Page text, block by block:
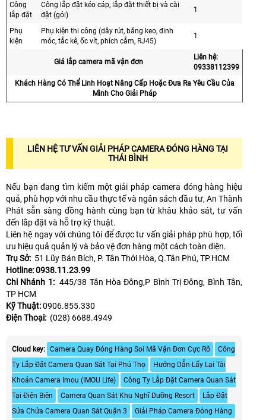
Công
lắp đặt
Công lắp đặt kéo cáp, lắp đặt thiết bị và cài
đặt (gói)
1
Phụ
kiện
Phụ kiện thi công (dây rút, băng keo, đinh
móc, tắc kê, ốc vít, phích cắm, RJ45)
1
Giá lắp camera mã vận đơn
Liên hệ:
09338112399
Khách Hàng Có Thể Linh Hoạt Nâng Cấp Hoặc Đưa Ra Yêu Cầu Của
Mình Cho Giải Pháp
LIÊN HỆ TƯ VẤN GIẢI PHÁP CAMERA ĐÓNG HÀNG TẠI
THÁI BÌNH
Nếu bạn đang tìm kiếm một giải pháp camera đóng hàng hiệu
quả, phù hợp với nhu cầu thực tế và ngân sách đầu tư, An Thành
Phát sẵn sàng đồng hành cùng bạn từ khâu khảo sát, tư vấn
đến lắp đặt và hỗ trợ kỹ thuật.
Liên hệ ngay với chúng tôi để được tư vấn giải pháp phù hợp, tối
ưu hiệu quả quản lý và bảo vệ đơn hàng một cách toàn diện.
Trụ Sở: 51 Lũy Bán Bích, P. Tân Thới Hòa, Q.Tân Phú, TP.HCM
Hotline: 0938.11.23.99
Chi Nhánh 1: 445/38 Tân Hòa Đông,P Bình Trị Đông, Bình Tân,
TP HCM
Kỹ Thuật:0906.855.330
Điện Thoại: (028) 6688.4949
Cloud key: Camera Quay Đóng Hàng Soi Mã Vận Đơn Cực Rõ
Công
Ty Lắp Đặt Camera Quan Sát Tại Phú Thọ
Hướng Dẫn Lấy Lại Tài
Khoản Camera Imou (IMOU Life)
Công Ty Lắp Đặt Camera Quan Sát
Tại Điện Biên
Camera Quan Sát Khu Nghĩ Dưỡng Resort
Lắp Đặt
Sửa Chửa Camera Quan Sát Quận 3
Giải Pháp Camera Đóng Hàng